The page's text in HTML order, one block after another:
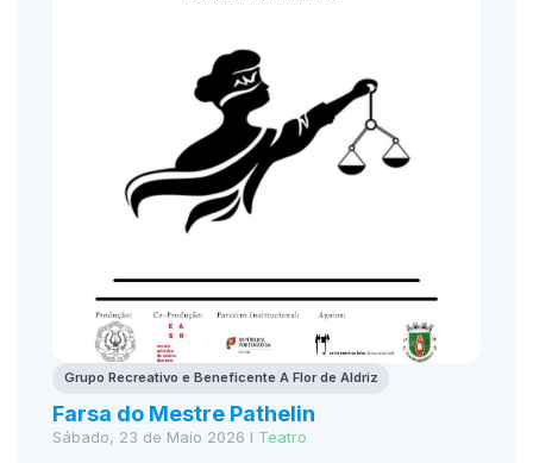
Grupo Recreativo e Beneficente A Flor de Aldriz
Farsa do Mestre Pathelin
Sábado, 23 de Maio 2026 I Teatro